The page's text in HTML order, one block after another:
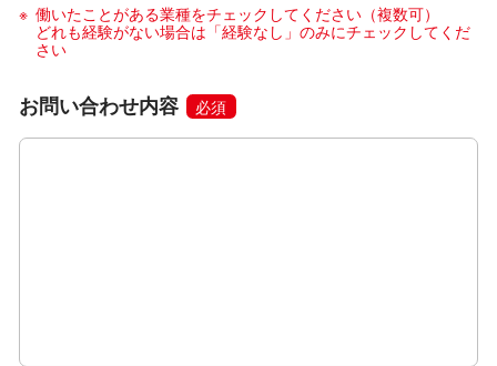
働いたことがある業種をチェックしてください（複数可）
どれも経験がない場合は「経験なし」のみにチェックしてくだ
さい
お問い合わせ内容 必須